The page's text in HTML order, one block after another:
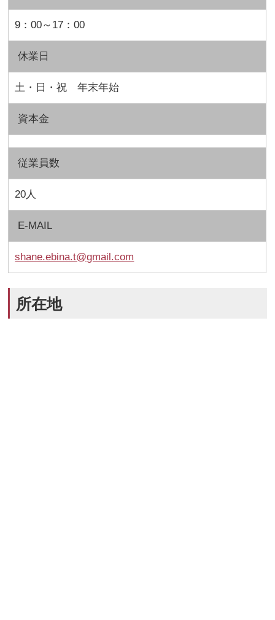
9：00～17：00
休業日
土・日・祝 年末年始
資本金
従業員数
20人
E-MAIL
shane.ebina.t@gmail.com
所在地